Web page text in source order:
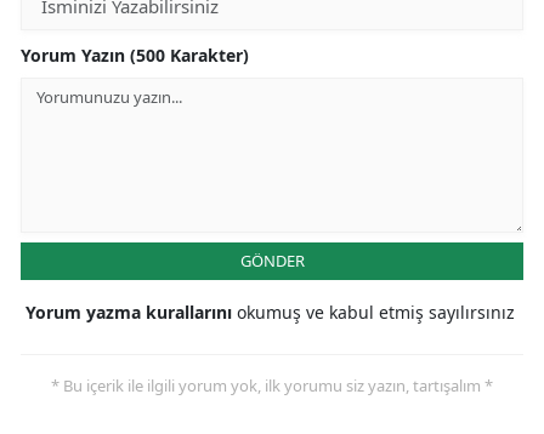
Yorum Yazın (500 Karakter)
GÖNDER
Yorum yazma kurallarını okumuş ve kabul etmiş sayılırsınız
* Bu içerik ile ilgili yorum yok, ilk yorumu siz yazın, tartışalım *